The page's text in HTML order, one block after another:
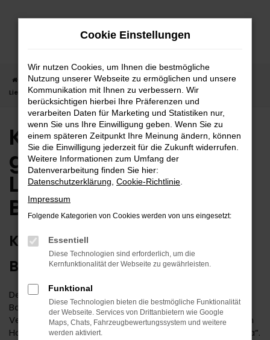
Zum
Startseite Balingen Kia
Kia Niro in Balingen günstig kaufen |
Lieferservice nach Balingen
Kia Niro in Balingen
günstig kaufen |
Lieferservice nach
Balingen
KIA NIRO – ERSTKLASSIG FÜR
BALINGEN GEEIGNET
Der Kia Niro ist eine kluge Wahl für Ihre Mobilität in
Balingen. Bei diesem Fahrzeug gehen
Vernunftsargumente und emotionale Aspekte Hand in
Hand und geben beide den Ausschlag für ein klares „Ja“.
Cookie Einstellungen
Wir nutzen Cookies, um Ihnen die bestmögliche
Nutzung unserer Webseite zu ermöglichen und unsere
Kommunikation mit Ihnen zu verbessern. Wir
berücksichtigen hierbei Ihre Präferenzen und
verarbeiten Daten für Marketing und Statistiken nur,
wenn Sie uns Ihre Einwilligung geben. Wenn Sie zu
einem späteren Zeitpunkt Ihre Meinung ändern, können
Sie die Einwilligung jederzeit für die Zukunft widerrufen.
Weitere Informationen zum Umfang der
Datenverarbeitung finden Sie hier:
Datenschutzerklärung Cookie-Richtlinie
Impressum
Folgende Kategorien von Cookies werden von uns eingesetzt:
Essentiell
Diese Technologien sind erforderlich, um die
Kernfunktionalität der Webseite zu gewährleisten.
Funktional
Diese Technologien bieten die bestmögliche Funktionalität
der Webseite. Services von Drittanbietern wie Google
Maps, Chats, Fahrzeugbewertungssystem und weitere
werden aktiviert.